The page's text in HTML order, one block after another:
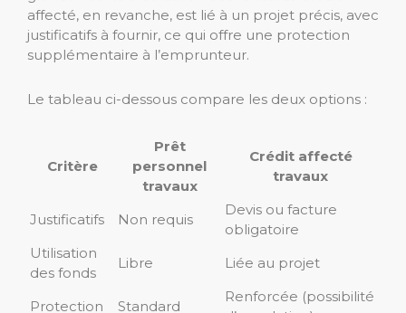
affecté, en revanche, est lié à un projet précis, avec
justificatifs à fournir, ce qui offre une protection
supplémentaire à l’emprunteur.
Le tableau ci-dessous compare les deux options :
Critère
Prêt
personnel
travaux
Crédit affecté
travaux
Justificatifs Non requis
Devis ou facture
obligatoire
Utilisation
des fonds
Libre Liée au projet
Protection Standard
Renforcée (possibilité